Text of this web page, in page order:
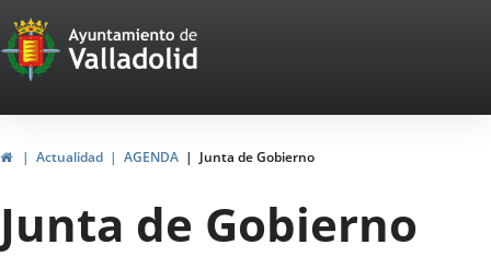
Portal
Web
del
Ayuntamiento
de
Valladolid
InicioActualidad AGENDA Junta de Gobierno
Junta de Gobierno